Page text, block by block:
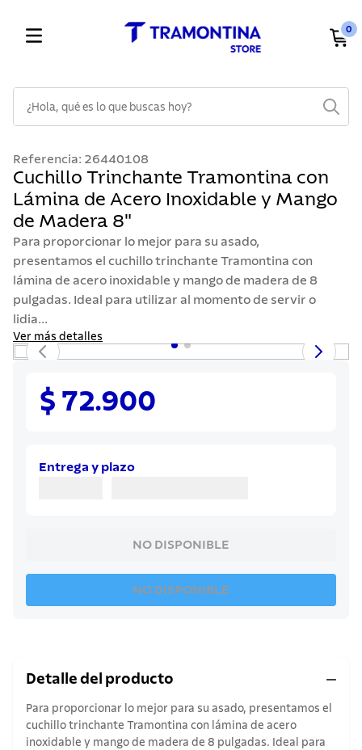
0
Referencia: 26440108
Cuchillo Trinchante Tramontina con
Lámina de Acero Inoxidable y Mango
de Madera 8"
Para proporcionar lo mejor para su asado,
presentamos el cuchillo trinchante Tramontina con
lámina de acero inoxidable y mango de madera de 8
pulgadas. Ideal para utilizar al momento de servir o
lidia...
Ver más detalles
$ 72.900
Entrega y plazo
NO DISPONIBLE
NO DISPONIBLE
Detalle del producto
Para proporcionar lo mejor para su asado, presentamos el
cuchillo trinchante Tramontina con lámina de acero
inoxidable y mango de madera de 8 pulgadas. Ideal para
1 .
cuchillos
2.
cubiertos
3
sarten
lavaplatos
5.
ollas
6.
acero inoxidable
7.
sartenes
cuchillo